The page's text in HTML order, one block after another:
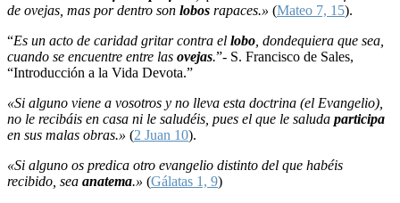
de ovejas, mas por dentro son lobos rapaces.» (Mateo 7, 15).
“Es un acto de caridad gritar contra el lobo , dondequiera que sea,
cuando se encuentre entre las ovejas.”- S. Francisco de Sales,
“Introducción a la Vida Devota.”
«Si alguno viene a vosotros y no lleva esta doctrina (el Evangelio),
no le recibáis en casa ni le saludéis, pues el que le saluda participa
en sus malas obras.» (2 Juan 10).
«Si alguno os predica otro evangelio distinto del que habéis
recibido, sea anatema.» (Gálatas 1, 9)